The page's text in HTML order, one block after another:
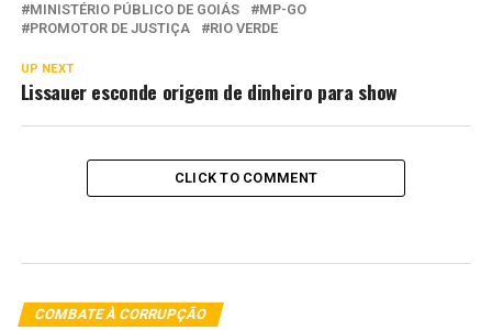
MINISTÉRIO PÚBLICO DE GOIÁS
MP-GO
PROMOTOR DE JUSTIÇA
RIO VERDE
UP NEXT
Lissauer esconde origem de dinheiro para show
CLICK TO COMMENT
COMBATE À CORRUPÇÃO